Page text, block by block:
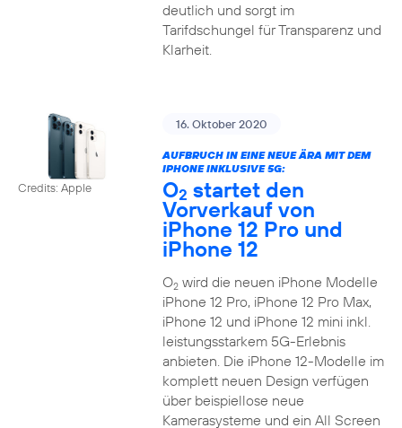
deutlich und sorgt im
Tarifdschungel für Transparenz und
Klarheit.
Credits: Apple
16. Oktober 2020
AUFBRUCH IN EINE NEUE ÄRA MIT DEM
IPHONE INKLUSIVE 5G:
O2 startet den
Vorverkauf von
iPhone 12 Pro und
iPhone 12
O2wird die neuen iPhone Modelle
iPhone 12 Pro, iPhone 12 Pro Max,
iPhone 12 und iPhone 12 mini inkl.
leistungsstarkem 5G-Erlebnis
anbieten. Die iPhone 12-Modelle im
komplett neuen Design verfügen
über beispiellose neue
Kamerasysteme und ein All Screen